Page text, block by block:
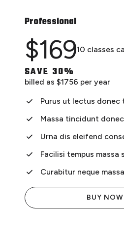
Professional
$16910 classes
SAVE 30%
billed as $1756 per year
Purus ut lectus donec
Massa tincidunt
Urna dis eleifend
Facilisi tempus massa
Curabitur neque
BUY NOW